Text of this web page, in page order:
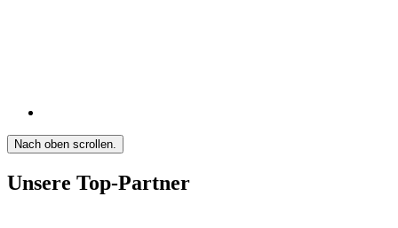
Nach oben scrollen.
Unsere Top-Partner